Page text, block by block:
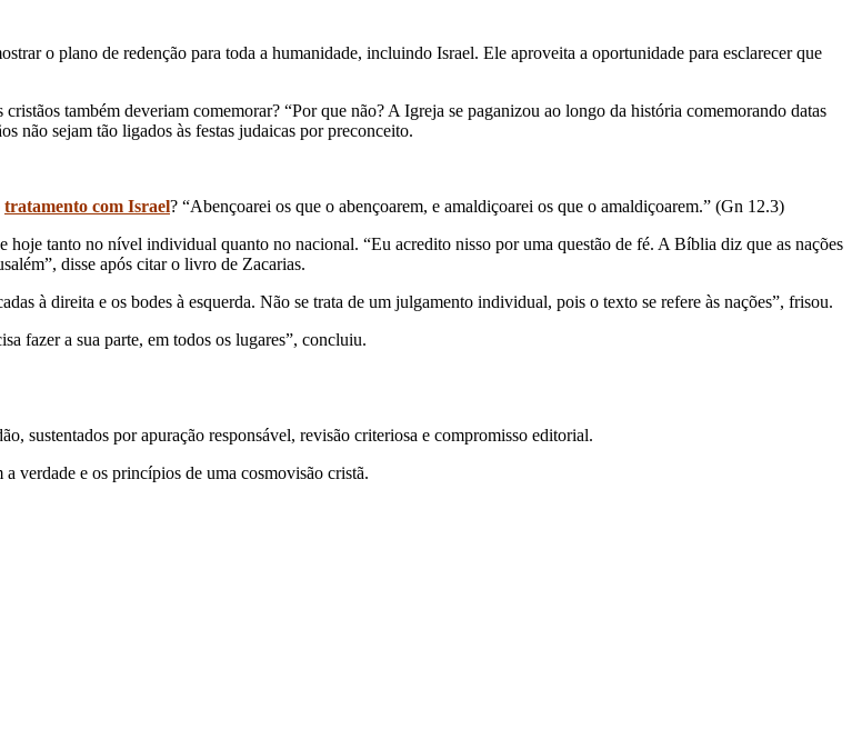
o plano de redenção para toda a humanidade, incluindo Israel. Ele aproveita a oportunidade para esclarecer que
também deveriam comemorar? “Por que não? A Igreja se paganizou ao longo da história comemorando datas
não sejam tão ligados às festas judaicas por preconceito.
tratamento com Israel? “Abençoarei os que o abençoarem, e amaldiçoarei os que o amaldiçoarem.” (Gn 12.3)
hoje tanto no nível individual quanto no nacional. “Eu acredito nisso por uma questão de fé. A Bíblia diz que as nações
disse após citar o livro de Zacarias.
à direita e os bodes à esquerda. Não se trata de um julgamento individual, pois o texto se refere às nações”, frisou.
fazer a sua parte, em todos os lugares”, concluiu.
sustentados por apuração responsável, revisão criteriosa e compromisso editorial.
verdade e os princípios de uma cosmovisão cristã.